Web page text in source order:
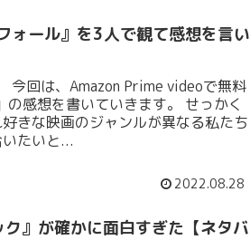
ォール』を3人で観て感想を言い
今回は、Amazon Prime videoで無料
感想を書いていきます。 せっかく
きな映画のジャンルが異なる私たち
たいと...
2022.08.28
ク』が確かに面白すぎた【ネタバ